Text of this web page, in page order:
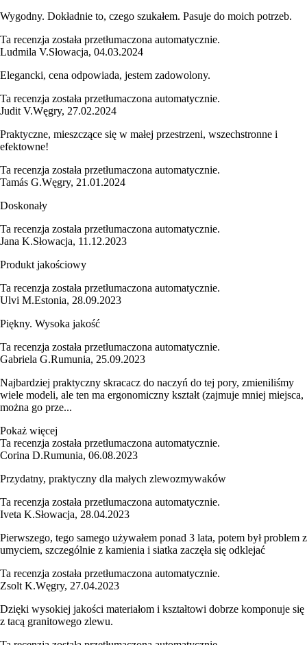
Wygodny. Dokładnie to, czego szukałem. Pasuje do moich potrzeb.
Ta recenzja została przetłumaczona automatycznie.
Ludmila V.Słowacja, 04.03.2024
Elegancki, cena odpowiada, jestem zadowolony.
Ta recenzja została przetłumaczona automatycznie.
Judit V.Węgry, 27.02.2024
Praktyczne, mieszczące się w małej przestrzeni, wszechstronne i
efektowne!
Ta recenzja została przetłumaczona automatycznie.
Tamás G.Węgry, 21.01.2024
Doskonały
Ta recenzja została przetłumaczona automatycznie.
Jana K.Słowacja, 11.12.2023
Produkt jakościowy
Ta recenzja została przetłumaczona automatycznie.
Ulvi M.Estonia, 28.09.2023
Piękny. Wysoka jakość
Ta recenzja została przetłumaczona automatycznie.
Gabriela G.Rumunia, 25.09.2023
Najbardziej praktyczny skracacz do naczyń do tej pory, zmieniliśmy
wiele modeli, ale ten ma ergonomiczny kształt (zajmuje mniej miejsca,
można go prze...
Pokaż więcej
Ta recenzja została przetłumaczona automatycznie.
Corina D.Rumunia, 06.08.2023
Przydatny, praktyczny dla małych zlewozmywaków
Ta recenzja została przetłumaczona automatycznie.
Iveta K.Słowacja, 28.04.2023
Pierwszego, tego samego używałem ponad 3 lata, potem był problem z
umyciem, szczególnie z kamienia i siatka zaczęła się odklejać
Ta recenzja została przetłumaczona automatycznie.
Zsolt K.Węgry, 27.04.2023
Dzięki wysokiej jakości materiałom i kształtowi dobrze komponuje się
z tacą granitowego zlewu.